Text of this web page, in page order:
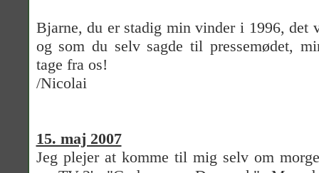
Bjarne, du er stadig min vinder i 1996, det
og som du selv sagde til pressemødet,
tage fra os!
/Nicolai
15. maj 2007
Jeg plejer at komme til mig selv om